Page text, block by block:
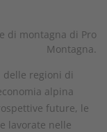
regioni di
alpina
future, le
lavorate nelle